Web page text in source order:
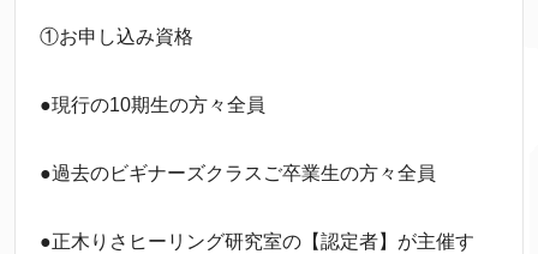
①お申し込み資格
●現行の10期生の方々全員
●過去のビギナーズクラスご卒業生の方々全員
●正木りさヒーリング研究室の【認定者】が主催す